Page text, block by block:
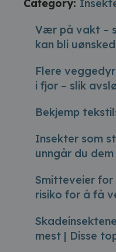
Category:
Vær på vakt –
kan bli
Flere
i fjor – slik
Bekjemp
Insekter som
unngår du dem
Smitteveier
risiko for å få
mest | Disse